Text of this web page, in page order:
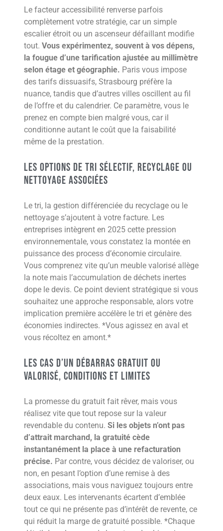
Le facteur accessibilité renverse parfois
complètement votre stratégie, car un simple
escalier étroit ou un ascenseur défaillant modifie
tout. Vous expérimentez, souvent à vos dépens,
la fougue d’une tarification ajustée au millimètre
selon étage et géographie. Paris vous impose
des tarifs dissuasifs, Strasbourg préfère la
nuance, tandis que d’autres villes oscillent au fil
de l’offre et du calendrier. Ce paramètre, vous le
prenez en compte bien malgré vous, car il
conditionne autant le coût que la faisabilité
même de la prestation.
Les options de tri sélectif, recyclage ou
nettoyage associées
Le tri, la gestion différenciée du recyclage ou le
nettoyage s’ajoutent à votre facture. Les
entreprises intègrent en 2025 cette pression
environnementale, vous constatez la montée en
puissance des process d’économie circulaire.
Vous comprenez vite qu’un meuble valorisé allège
la note mais l’accumulation de déchets inertes
dope le devis. Ce point devient stratégique si vous
souhaitez une approche responsable, alors votre
implication première accélère le tri et génère des
économies indirectes. *Vous agissez en aval et
vous récoltez en amont.*
Les cas d’un débarras gratuit ou
valorisé, conditions et limites
La promesse du gratuit fait rêver, mais vous
réalisez vite que tout repose sur la valeur
revendable du contenu. Si les objets n’ont pas
d’attrait marchand, la gratuité cède
instantanément la place à une refacturation
précise. Par contre, vous décidez de valoriser, ou
non, en pesant l’option d’une remise à des
associations, mais vous naviguez toujours entre
deux eaux. Les intervenants écartent d’emblée
tout ce qui ne présente pas d’intérêt de revente, ce
qui réduit la marge de gratuité possible. *Chaque